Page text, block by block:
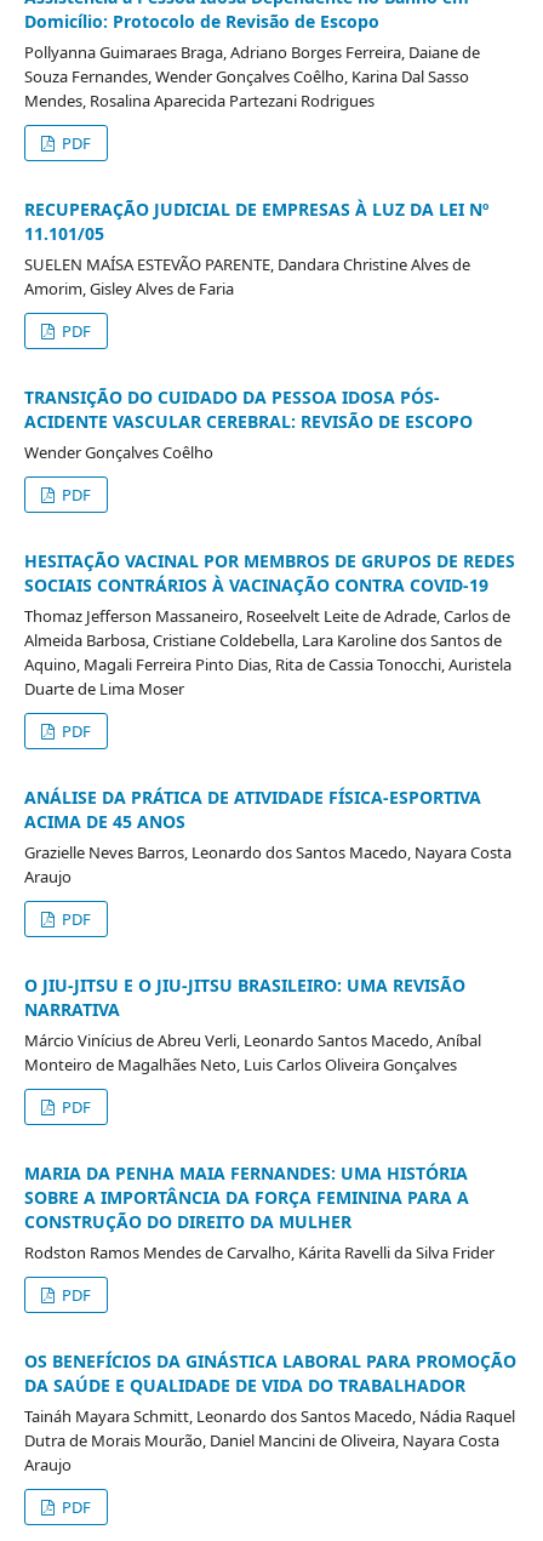
Domicílio: Protocolo de Revisão de Escopo
Pollyanna Guimaraes Braga, Adriano Borges Ferreira, Daiane de
Souza Fernandes, Wender Gonçalves Coêlho, Karina Dal Sasso
Mendes, Rosalina Aparecida Partezani Rodrigues
PDF
RECUPERAÇÃO JUDICIAL DE EMPRESAS À LUZ DA LEI Nº
11.101/05
SUELEN MAÍSA ESTEVÃO PARENTE, Dandara Christine Alves de
Amorim, Gisley Alves de Faria
PDF
TRANSIÇÃO DO CUIDADO DA PESSOA IDOSA PÓS-
ACIDENTE VASCULAR CEREBRAL: REVISÃO DE ESCOPO
Wender Gonçalves Coêlho
PDF
HESITAÇÃO VACINAL POR MEMBROS DE GRUPOS DE REDES
SOCIAIS CONTRÁRIOS À VACINAÇÃO CONTRA COVID-19
Thomaz Jefferson Massaneiro, Roseelvelt Leite de Adrade, Carlos de
Almeida Barbosa, Cristiane Coldebella, Lara Karoline dos Santos de
Aquino, Magali Ferreira Pinto Dias, Rita de Cassia Tonocchi, Auristela
Duarte de Lima Moser
PDF
ANÁLISE DA PRÁTICA DE ATIVIDADE FÍSICA-ESPORTIVA
ACIMA DE 45 ANOS
Grazielle Neves Barros, Leonardo dos Santos Macedo, Nayara Costa
Araujo
PDF
O JIU-JITSU E O JIU-JITSU BRASILEIRO: UMA REVISÃO
NARRATIVA
Márcio Vinícius de Abreu Verli, Leonardo Santos Macedo, Aníbal
Monteiro de Magalhães Neto, Luis Carlos Oliveira Gonçalves
PDF
MARIA DA PENHA MAIA FERNANDES: UMA HISTÓRIA
SOBRE A IMPORTÂNCIA DA FORÇA FEMININA PARA A
CONSTRUÇÃO DO DIREITO DA MULHER
Rodston Ramos Mendes de Carvalho, Kárita Ravelli da Silva Frider
PDF
OS BENEFÍCIOS DA GINÁSTICA LABORAL PARA PROMOÇÃO
DA SAÚDE E QUALIDADE DE VIDA DO TRABALHADOR
Taináh Mayara Schmitt, Leonardo dos Santos Macedo, Nádia Raquel
Dutra de Morais Mourão, Daniel Mancini de Oliveira, Nayara Costa
Araujo
PDF